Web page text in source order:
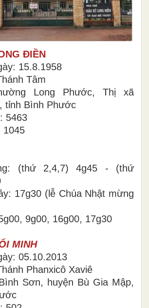
ĐIỀN
15.8.1958
Tâm
Long Phước, Thị xã
tỉnh Bình Phước
5463
1045
(thứ 2,4,7) 4g45 - (thứ
17g30 (lễ Chúa Nhật mừng
9g00, 16g00, 17g30
MINH
05.10.2013
Phanxicô Xaviê
Sơn, huyện Bù Gia Mập,